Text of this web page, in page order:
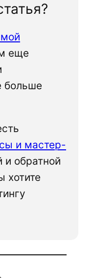
еще
больше
и мастер-
и обратной
хотите